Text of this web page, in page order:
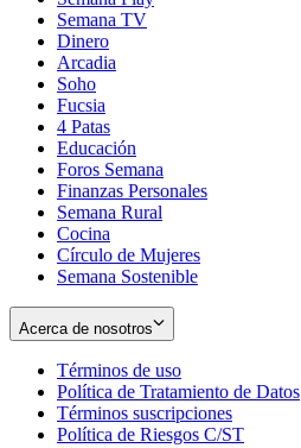
Semana TV
Dinero
Arcadia
Soho
in
new
window
Fucsia
in
new
window
4 Patas
Educación
Foros Semana
Finanzas Personales
Semana Rural
Cocina
Círculo de Mujeres
Semana Sostenible
Acerca de nosotros
Términos de uso
in
new
window
Política de Tratamiento de Datos
Términos suscripciones
in
Política de Riesgos C/ST